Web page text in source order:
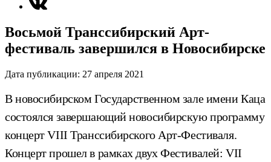
Восьмой Транссибирский Арт-
фестиваль завершился в Новосибирске
Дата публикации: 27 апреля 2021
В новосибирском Государственном зале имени Каца
состоялся завершающий новосибирскую программу
концерт VIII Транссибирского Арт-Фестиваля.
Концерт прошел в рамках двух Фестивалей: VII